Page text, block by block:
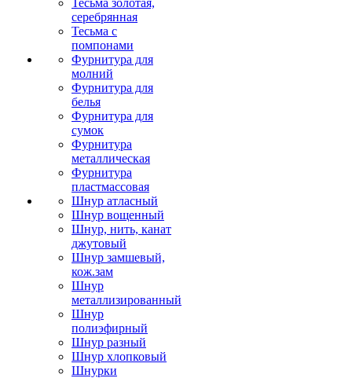
Тесьма золотая,
серебрянная
Тесьма с
помпонами
Фурнитура для
молний
Фурнитура для
белья
Фурнитура для
сумок
Фурнитура
металлическая
Фурнитура
пластмассовая
Шнур атласный
Шнур вощенный
Шнур, нить, канат
джутовый
Шнур замшевый,
кож.зам
Шнур
металлизированный
Шнур
полиэфирный
Шнур разный
Шнур хлопковый
Шнурки